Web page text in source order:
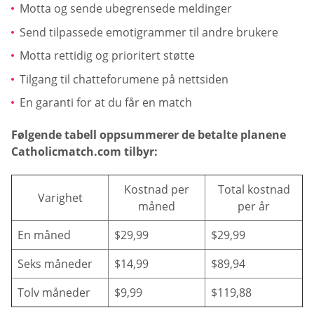
Motta og sende ubegrensede meldinger
Send tilpassede emotigrammer til andre brukere
Motta rettidig og prioritert støtte
Tilgang til chatteforumene på nettsiden
En garanti for at du får en match
Følgende tabell oppsummerer de betalte planene
Catholicmatch.com tilbyr:
Varighet
Kostnad per
måned
Total kostnad
per år
En måned
$29,99
$29,99
Seks måneder
$14,99
$89,94
Tolv måneder
$9,99 $119,88